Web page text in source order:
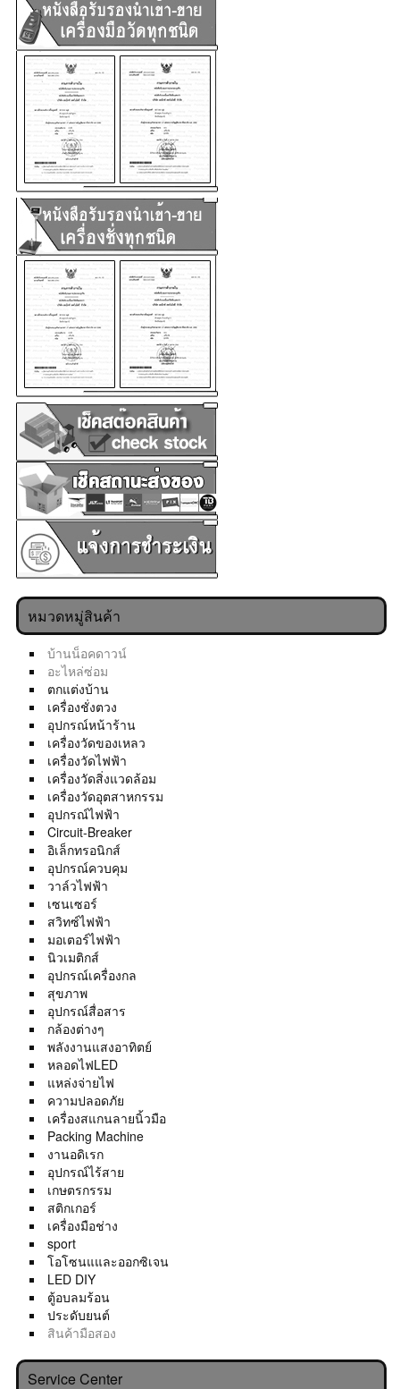
หมวดหมู่สินค้า
บ้านน็อคดาวน์
อะไหล่ซ่อม
ตกแต่งบ้าน
เครื่องชั่งตวง
อุปกรณ์หน้าร้าน
เครื่องวัดของเหลว
เครื่องวัดไฟฟ้า
เครื่องวัดสิ่งแวดล้อม
เครื่องวัดอุตสาหกรรม
อุปกรณ์ไฟฟ้า
Circuit-Breaker
อิเล็กทรอนิกส์
อุปกรณ์ควบคุม
วาล์วไฟฟ้า
เซนเซอร์
สวิทซ์ไฟฟ้า
มอเตอร์ไฟฟ้า
นิวเมติกส์
อุปกรณ์เครื่องกล
สุขภาพ
อุปกรณ์สื่อสาร
กล้องต่างๆ
พลังงานแสงอาทิตย์
หลอดไฟLED
แหล่งจ่ายไฟ
ความปลอดภัย
เครื่องสแกนลายนิ้วมือ
Packing Machine
งานอดิเรก
อุปกรณ์ไร้สาย
เกษตรกรรม
สติกเกอร์
เครื่องมือช่าง
sport
โอโซนแและออกซิเจน
LED DIY
ตู้อบลมร้อน
ประดับยนต์
สินค้ามือสอง
Service Center